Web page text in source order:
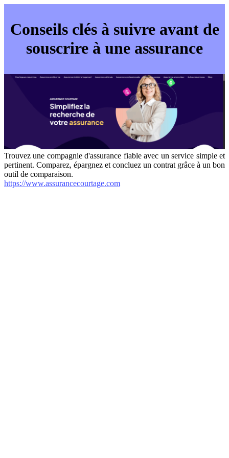
Conseils clés à suivre avant de
souscrire à une assurance
Trouvez une compagnie d'assurance fiable avec un service simple et
pertinent. Comparez, épargnez et concluez un contrat grâce à un bon
outil de comparaison.
https://www.assurancecourtage.com